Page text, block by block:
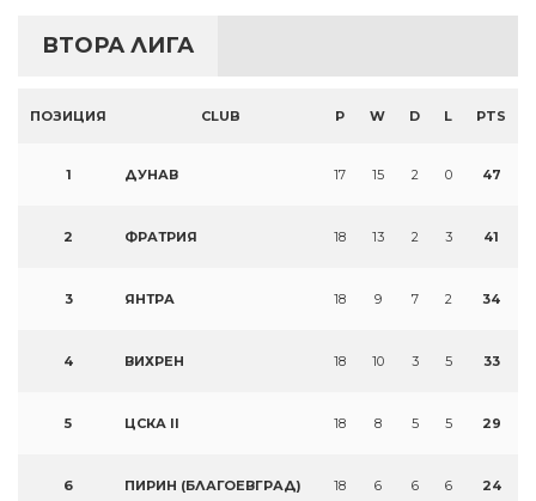
ВТОРА ЛИГА
ПОЗИЦИЯ CLUB P W D L PTS
1 ДУНАВ 17 15 2 0 47
2 ФРАТРИЯ 18 13 2 3 41
3 ЯНТРА 18 9 7 2 34
4 ВИХРЕН 18 10 3 5 33
5 ЦСКА II 18 8 5 5 29
6 ПИРИН (БЛАГОЕВГРАД) 18 6 6 6 24